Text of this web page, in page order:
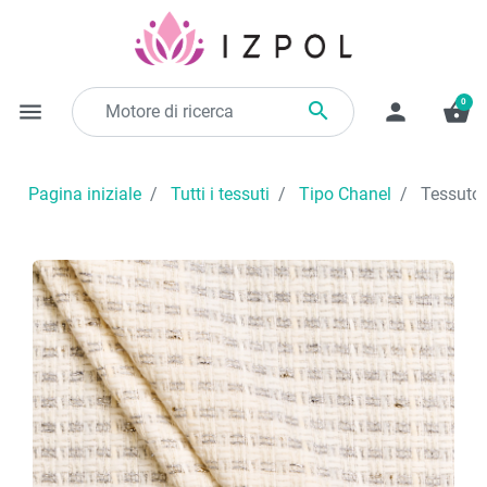
menu  person shopping_basket
0
Pagina iniziale Tutti i tessuti Tipo Chanel Tessuto